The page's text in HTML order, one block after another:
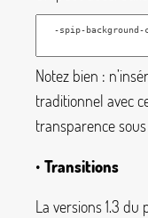
Notez bien :
traditionnel avec
transparence sous
• Transitions
La versions 1.3